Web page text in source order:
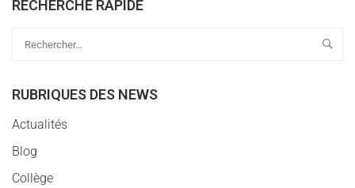
RECHERCHE RAPIDE
RUBRIQUES DES NEWS
Actualités
Blog
Collège